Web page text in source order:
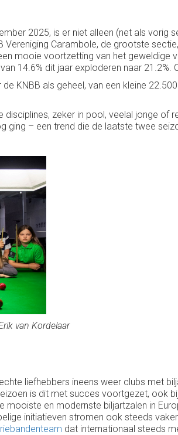
2025, is er niet alleen (net als vorig
Carambole, de grootste
mooie voortzetting van het geweldige
14.6% dit jaar exploderen naar 21.2%.
KNBB als geheel, van een kleine
zeker in pool, veelal jonge
– een trend die de laatste twee
van Kordelaar
liefhebbers ineens weer clubs met
is dit met succes voortgezet, ook
en modernste biljartzalen in
initiatieven stromen ook steeds
dat internationaal steeds